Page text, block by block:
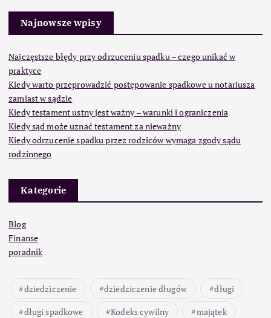
Najnowsze wpisy
Najczęstsze błędy przy odrzuceniu spadku – czego unikać w
praktyce
Kiedy warto przeprowadzić postępowanie spadkowe u notariusza
zamiast w sądzie
Kiedy testament ustny jest ważny – warunki i ograniczenia
Kiedy sąd może uznać testament za nieważny
Kiedy odrzucenie spadku przez rodziców wymaga zgody sądu
rodzinnego
Kategorie
Blog
Finanse
poradnik
dziedziczenie dziedziczenie długów
długi
długi spadkowe
Kodeks cywilny
majątek